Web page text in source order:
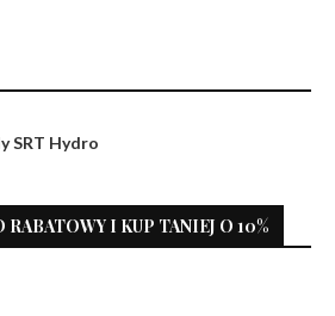
SRT Hydro
RABATOWY I KUP TANIEJ O 10%